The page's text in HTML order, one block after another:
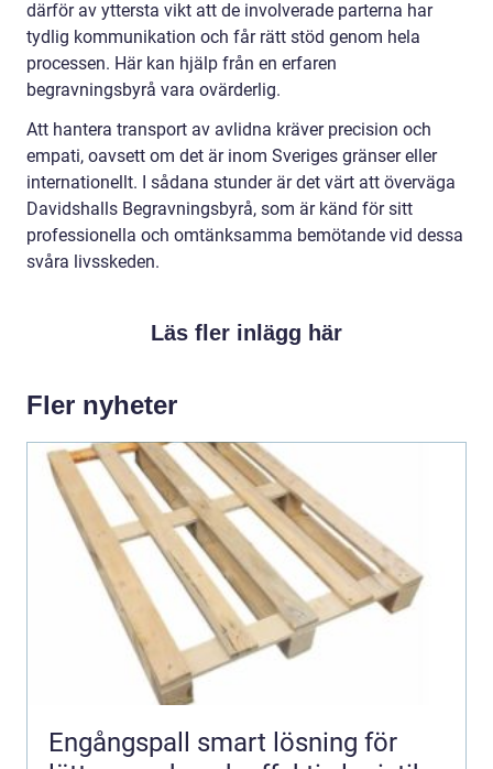
därför av yttersta vikt att de involverade parterna har
tydlig kommunikation och får rätt stöd genom hela
processen. Här kan hjälp från en erfaren
begravningsbyrå vara ovärderlig.
Att hantera transport av avlidna kräver precision och
empati, oavsett om det är inom Sveriges gränser eller
internationellt. I sådana stunder är det värt att överväga
Davidshalls Begravningsbyrå, som är känd för sitt
professionella och omtänksamma bemötande vid dessa
svåra livsskeden.
Läs fler inlägg här
Fler nyheter
Engångspall smart lösning för